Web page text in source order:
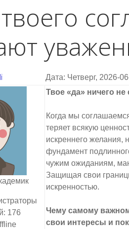
Дата: Четверг, 2026-
176
Твое «да» ничего
Когда мы
теряет всякую
искреннего желания,
фундамент
чужим ожиданиям,
Защищая свои
искренностью.
Чему самому
свои интересы и